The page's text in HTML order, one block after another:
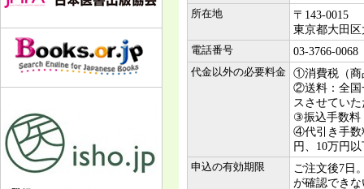
所在地
〒143-0015
東京都大田区
電話番号 03-3766-0068
代金以外の必要料金 ①消費税（商
②送料：全国
スさせてい
③振込手数料
④代引き手数
円、10万円以
申込の有効期限
ご注文後7日
が確認でき